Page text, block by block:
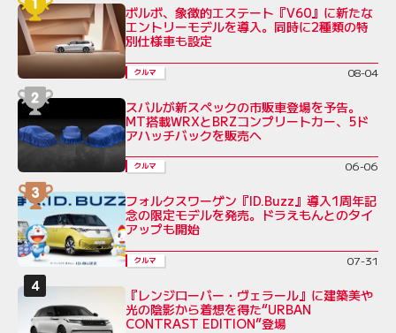
ボルボ、象徴的エステート『V60』に新たな
エントリーモデルを導入。同時に2種類の特
別仕様車も設定
クルマ 08-04
スバルが新スペックの市販車登場を予告。
MT搭載WRXとBRZコンプリートカー、5ド
アハッチバックを販売へ
クルマ 06-06
フォルクスワーゲン『ID.Buzz』導入1周年記
念の限定モデルを発売。ドラえもんとのタイ
アップも開始
クルマ 07-31
『レンジローバー・ヴェラール』に建築美や
光の陰影から着想を得た“URBAN
CONTRAST EDITION”登場